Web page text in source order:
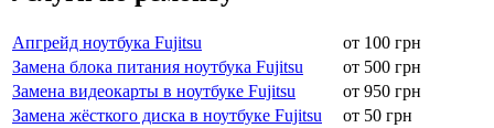
Апгрейд ноутбука Fujitsu
от 100 грн
Замена блока питания ноутбука Fujitsu
от 500 грн
Замена видеокарты в ноутбуке Fujitsu
от 950 грн
Замена жёсткого диска в ноутбуке Fujitsu
от 50 грн